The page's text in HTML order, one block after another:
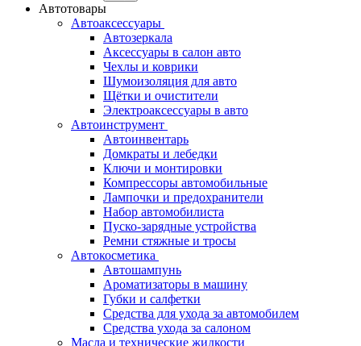
Автотовары
Автоаксессуары
Автозеркала
Аксессуары в салон авто
Чехлы и коврики
Шумоизоляция для авто
Щётки и очистители
Электроаксессуары в авто
Автоинструмент
Автоинвентарь
Домкраты и лебедки
Ключи и монтировки
Компрессоры автомобильные
Лампочки и предохранители
Набор автомобилиста
Пуско-зарядные устройства
Ремни стяжные и тросы
Автокосметика
Автошампунь
Ароматизаторы в машину
Губки и салфетки
Средства для ухода за автомобилем
Средства ухода за салоном
Масла и технические жидкости